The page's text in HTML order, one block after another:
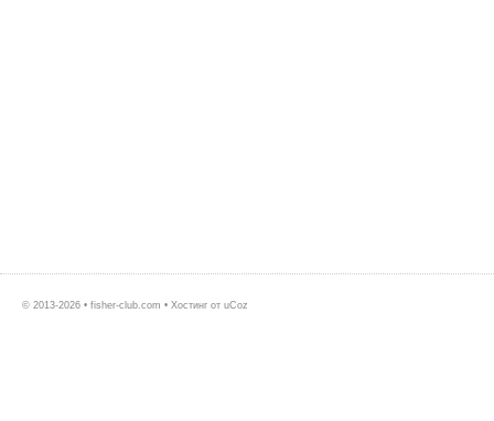
© 2013-2026 • fisher-club.com • Хостинг от uCoz